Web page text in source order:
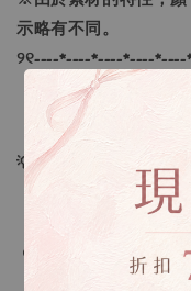
示略有不同。
୨୧----*----*----*----
【尺寸】 ：S、M、L
💡訂單依照下單順序為
🔍IG搜尋：